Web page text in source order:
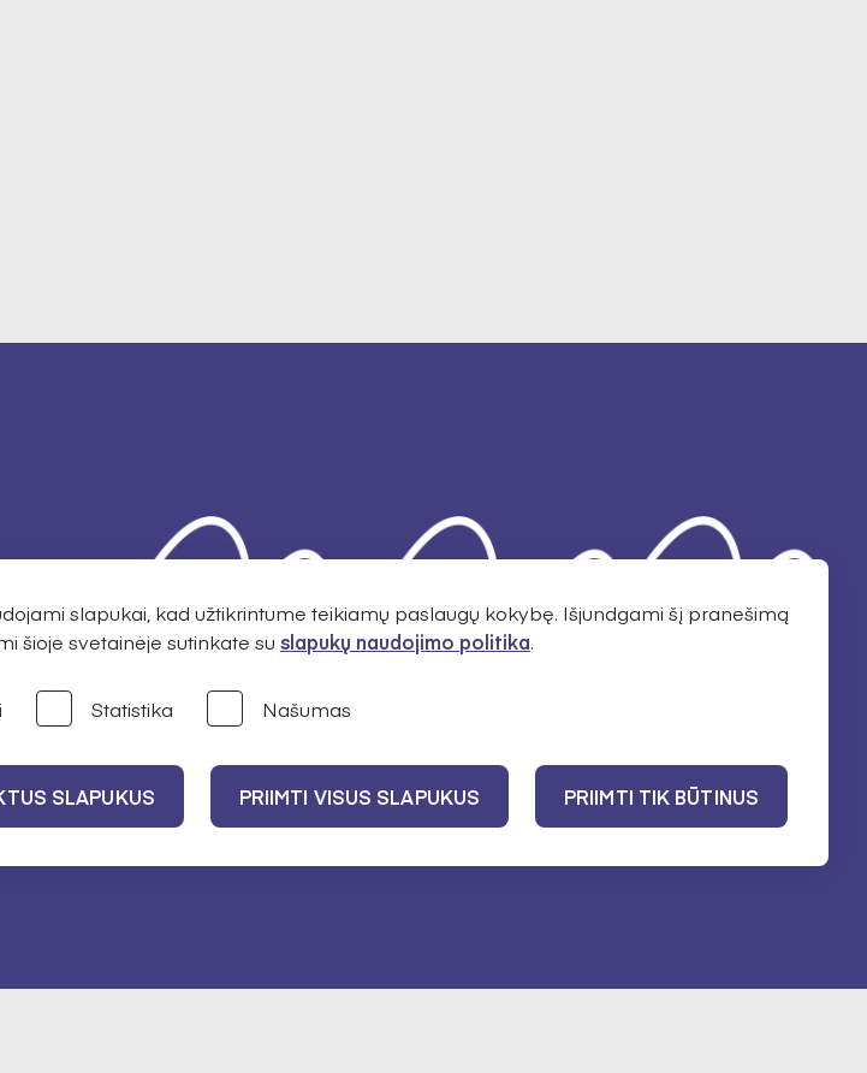
Sutinku gauti naujienlaiškį. Daugiau informacijos apie
Lietuvos kultūros
tarybos privatumo politiką
slapukai, kad užtikrintume teikiamų paslaugų kokybę. Išjundgami šį pranešimą
šioje svetainėje sutinkate su slapukų naudojimo politika.
Statistika Našumas
SLAPUKUS PRIIMTI VISUS SLAPUKUS PRIIMTI TIK BŪTINUS